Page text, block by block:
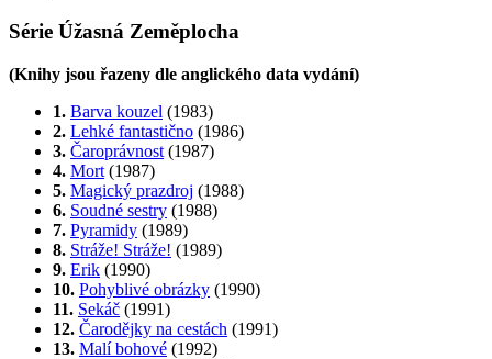
Série Úžasná Zeměplocha
(Knihy jsou řazeny dle anglického data vydání)
1. Barva kouzel (1983)
2. Lehké fantastično (1986)
3. Čaroprávnost (1987)
4. Mort (1987)
5. Magický prazdroj (1988)
6. Soudné sestry (1988)
7. Pyramidy (1989)
8. Stráže! Stráže! (1989)
9. Erik (1990)
10. Pohyblivé obrázky (1990)
11. Sekáč (1991)
12. Čarodějky na cestách (1991)
13. Malí bohové (1992)